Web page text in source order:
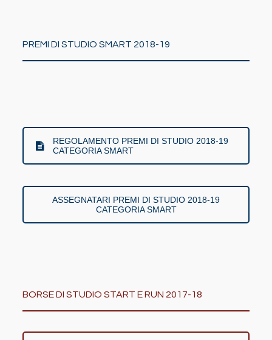
PREMI DI STUDIO SMART 2018-19
REGOLAMENTO PREMI DI STUDIO 2018-19
CATEGORIA SMART
ASSEGNATARI PREMI DI STUDIO 2018-19
CATEGORIA SMART
BORSE DI STUDIO START E RUN 2017-18